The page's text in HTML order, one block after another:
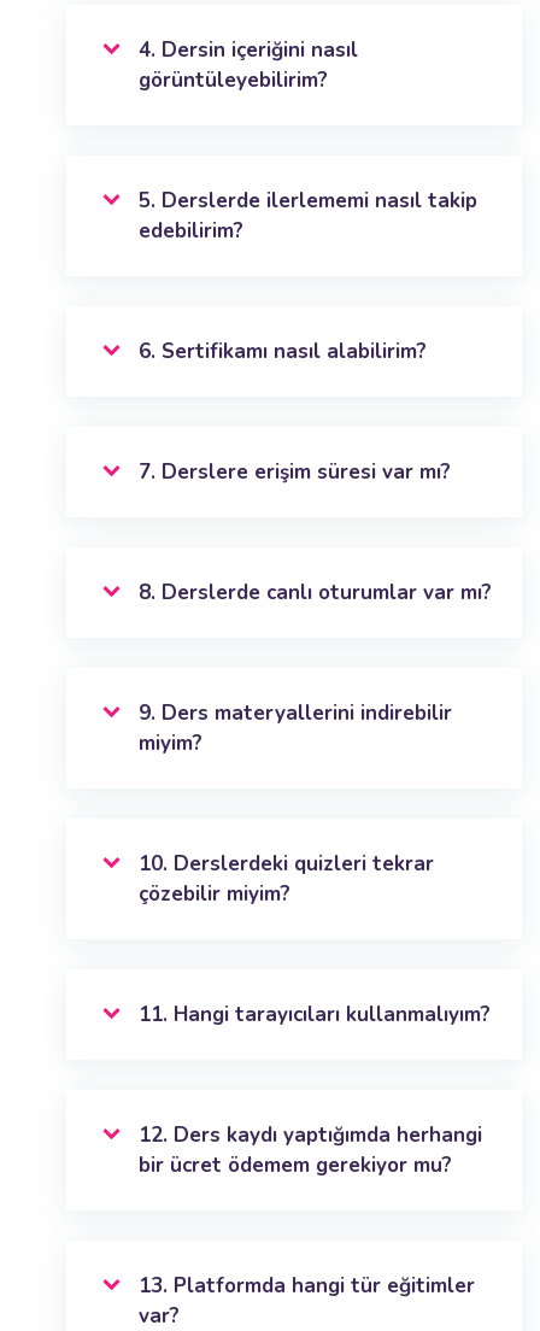
4. Dersin içeriğini nasıl
görüntüleyebilirim?
5. Derslerde ilerlememi nasıl takip
edebilirim?
6. Sertifikamı nasıl alabilirim?
7. Derslere erişim süresi var mı?
8. Derslerde canlı oturumlar var mı?
9. Ders materyallerini indirebilir
miyim?
10. Derslerdeki quizleri tekrar
çözebilir miyim?
11. Hangi tarayıcıları kullanmalıyım?
12. Ders kaydı yaptığımda herhangi
bir ücret ödemem gerekiyor mu?
13. Platformda hangi tür eğitimler
var?